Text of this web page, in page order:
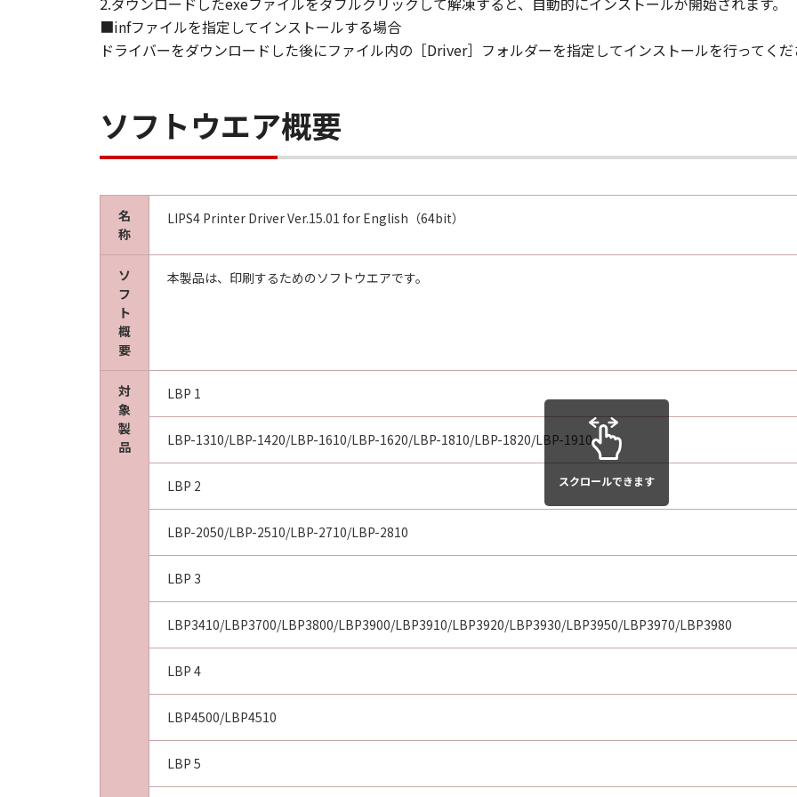
AGREEMENTS, VERBAL OR WRITTEN, AND ANY OTHER COMMUNICATIONS BETWEEN YOU AND
SUBJECT MATTER HEREOF. NO AMENDMENT TO THIS AGREEMENT SHALL BE EFFECTIVE
AUTHORISED REPRESENTATIVE OF CANON.
■infファイルを指定してインストールする場合
ドライバーをダウンロードした後にファイル内の［Driver］フォルダーを指定してインストールを行ってくだ
ソフトウエア概要
名
称
LIPS4 Printer Driver Ver.15.01 for English（64bit）
ソ
フ
ト
概
要
本製品は、印刷するためのソフトウエアです。
対
象
製
品
LBP 1
LBP-1310/LBP-1420/LBP-1610/LBP-1620/LBP-1810/LBP-1820/LBP-1910
LBP 2
LBP-2050/LBP-2510/LBP-2710/LBP-2810
LBP 3
LBP3410/LBP3700/LBP3800/LBP3900/LBP3910/LBP3920/LBP3930/LBP3950/LBP3970/LBP3980
LBP 4
LBP4500/LBP4510
LBP 5
スクロールできます